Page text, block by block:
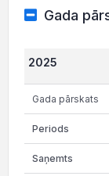
Gada
2025
Gada pārskats